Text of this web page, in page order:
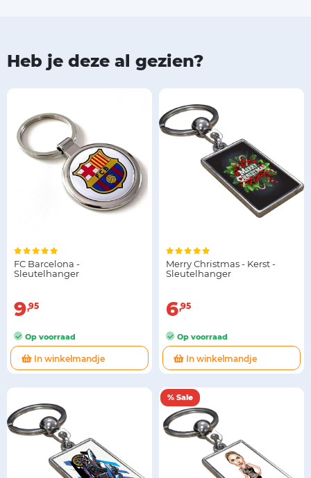
Heb je deze al gezien?
FC Barcelona -
Sleutelhanger
9 95
Op voorraad
In winkelmandje
Merry Christmas - Kerst -
Sleutelhanger
6 95
Op voorraad
In winkelmandje
% Sale